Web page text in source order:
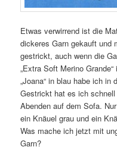
Etwas verwirrend ist die
dickeres Garn gekauft und
gestrickt, auch wenn die
„Extra Soft Merino
„Joana“ in blau habe ich in
Gestrickt hat es ich
Abenden auf dem Sofa.
ein Knäuel grau und ein
Was mache ich jetzt mit
Garn?